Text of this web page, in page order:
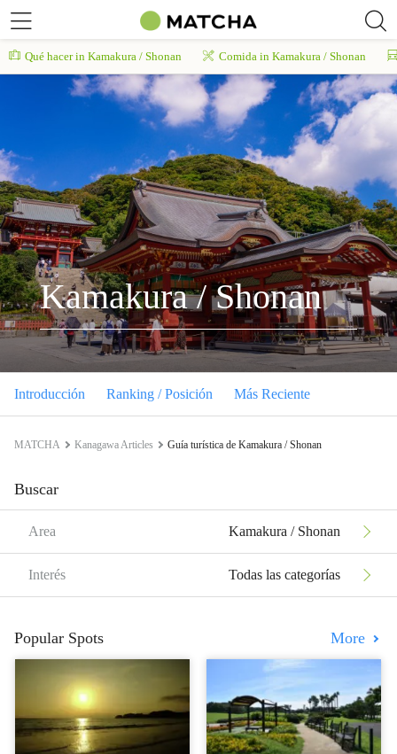
Qué hacer in Kamakura / Shonan Comida in Kamakura / Shonan
Kamakura / Shonan
Introducción Ranking / Posición Más Reciente
MATCHA Kanagawa Articles Guía turística de Kamakura / Shonan
Buscar
Area Kamakura / Shonan
Interés Todas las categorías
Popular Spots More